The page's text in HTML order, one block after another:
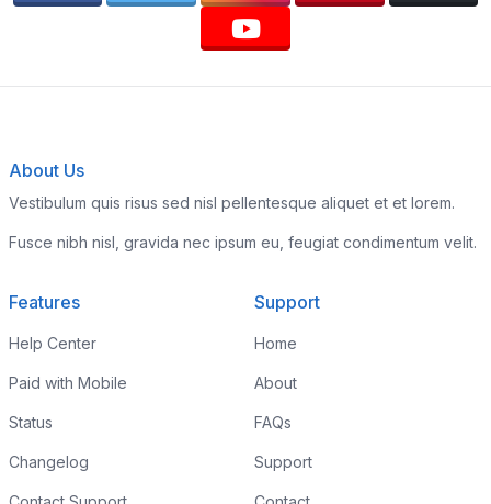
About Us
Vestibulum quis risus sed nisl pellentesque aliquet et et lorem.
Fusce nibh nisl, gravida nec ipsum eu, feugiat condimentum velit.
Features
Help Center
Paid with Mobile
Status
Changelog
Support
Home
About
FAQs
Support